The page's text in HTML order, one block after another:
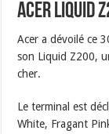
Acer Liquid
Acer a dévoilé ce
son Liquid Z200,
cher.
Le terminal est
White, Fragant